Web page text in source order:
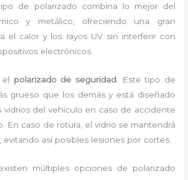
de polarizado combina lo mejor del
y metálico, ofreciendo una gran
el calor y los rayos UV sin interferir con
electrónicos.
el polarizado de seguridad. Este tipo de
grueso que los demás y está diseñado
vidrios del vehículo en caso de accidente
En caso de rotura, el vidrio se mantendrá
evitando así posibles lesiones por cortes.
múltiples opciones de polarizado